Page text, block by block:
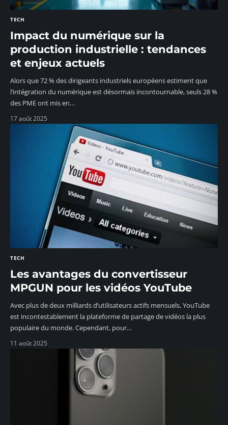
TECH
Impact du numérique sur la
production industrielle : tendances
et enjeux actuels
Alors que 72 % des dirigeants industriels européens estiment que
l’intégration du numérique est désormais incontournable, seuls 28 %
des PME ont mis en…
17 août 2025
TECH
Les avantages du convertisseur
MPGUN pour les vidéos YouTube
Avec plus de deux milliards d’utilisateurs actifs mensuels, YouTube
est incontestablement la plateforme de partage de vidéos la plus
populaire du monde. Cependant, pour…
11 août 2025